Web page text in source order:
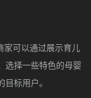
家可以通过展示育儿
选择一些特色的母婴
标用户。